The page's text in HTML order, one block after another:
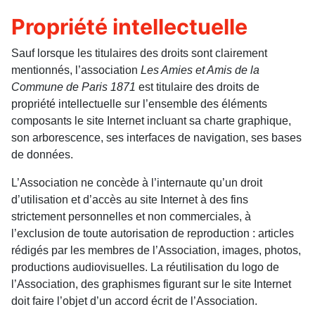
Propriété intellectuelle
Sauf lorsque les titulaires des droits sont clairement
mentionnés, l’association Les Amies et Amis de la
Commune de Paris 1871 est titulaire des droits de
propriété intellectuelle sur l’ensemble des éléments
composants le site Internet incluant sa charte graphique,
son arborescence, ses interfaces de navigation, ses bases
de données.
L’Association ne concède à l’internaute qu’un droit
d’utilisation et d’accès au site Internet à des fins
strictement personnelles et non commerciales, à
l’exclusion de toute autorisation de reproduction : articles
rédigés par les membres de l’Association, images, photos,
productions audiovisuelles. La réutilisation du logo de
l’Association, des graphismes figurant sur le site Internet
doit faire l’objet d’un accord écrit de l’Association.